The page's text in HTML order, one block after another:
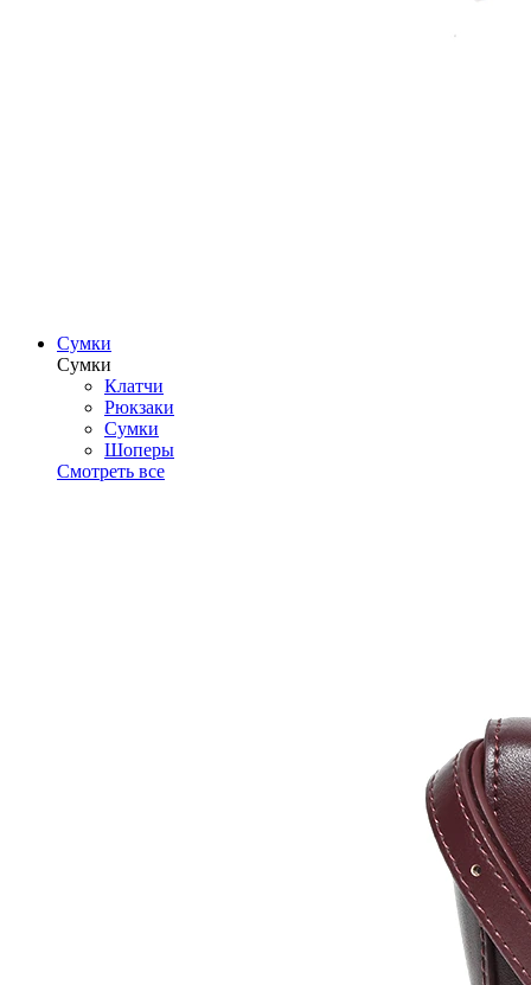
Сумки
Сумки
Клатчи
Рюкзаки
Сумки
Шоперы
Смотреть все